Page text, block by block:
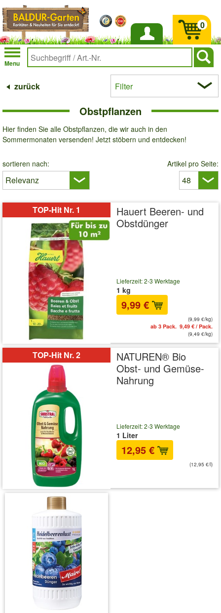
Anmelden
Menu
0
zurück Filter
Obstpflanzen
Hier finden Sie alle Obstpflanzen, die wir auch in den
Sommermonaten versenden! Jetzt stöbern und entdecken!
sortieren nach: Artikel pro Seite:
TOP-Hit Nr. 1
Hauert Beeren- und
Obstdünger
Lieferzeit: 2-3 Werktage
1 kg
9,99 €
(9,99 €/kg)
ab 3 Pack. 9,49 € / Pack.
(9,49 €/kg)
TOP-Hit Nr. 2
NATUREN® Bio
Obst- und Gemüse-
Nahrung
Lieferzeit: 2-3 Werktage
1 Liter
12,95 €
(12,95 €/l)